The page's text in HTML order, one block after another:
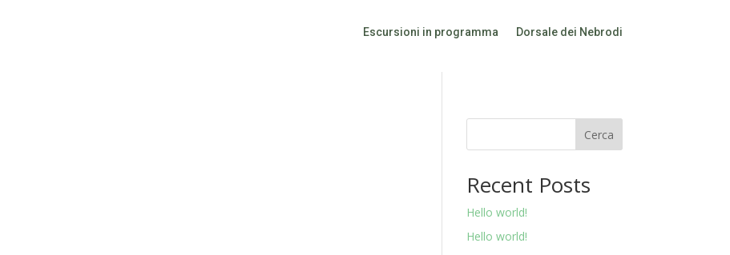
Escursioni in programma Dorsale dei Nebrodi
Cerca
Recent Posts
Hello world!
Hello world!